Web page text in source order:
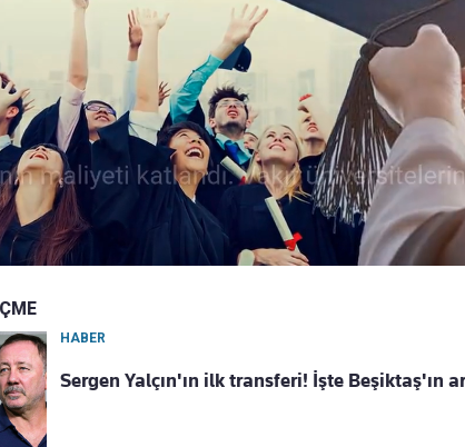
HABER
Sergen Yalçın'ın ilk transferi! İşte Beşiktaş'ın